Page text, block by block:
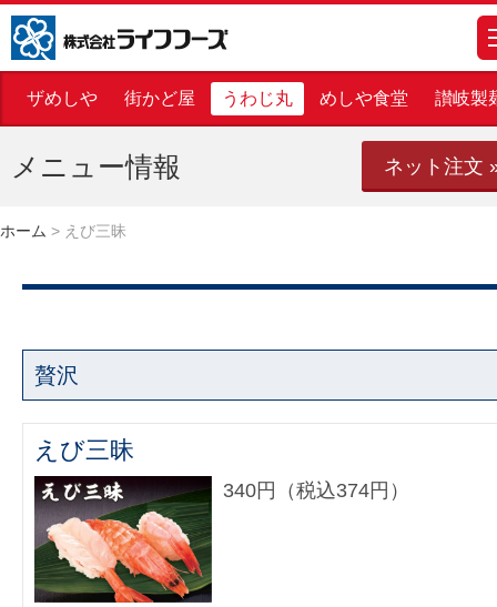
株式会社ライフフーズ
ザめしや 街かど屋 うわじ丸 めしや食堂 讃岐製
メニュー情報 ネット注文
ホーム > えび三昧
贅沢
えび三昧
340円（税込374円）